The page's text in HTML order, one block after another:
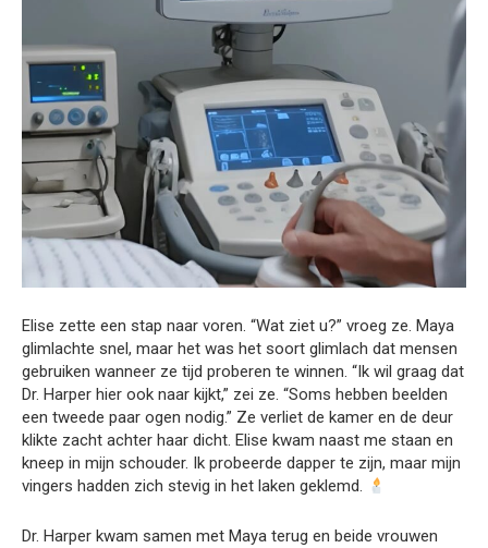
Elise zette een stap naar voren. “Wat ziet u?” vroeg ze. Maya
glimlachte snel, maar het was het soort glimlach dat mensen
gebruiken wanneer ze tijd proberen te winnen. “Ik wil graag dat
Dr. Harper hier ook naar kijkt,” zei ze. “Soms hebben beelden
een tweede paar ogen nodig.” Ze verliet de kamer en de deur
klikte zacht achter haar dicht. Elise kwam naast me staan en
kneep in mijn schouder. Ik probeerde dapper te zijn, maar mijn
vingers hadden zich stevig in het laken geklemd.
Dr. Harper kwam samen met Maya terug en beide vrouwen